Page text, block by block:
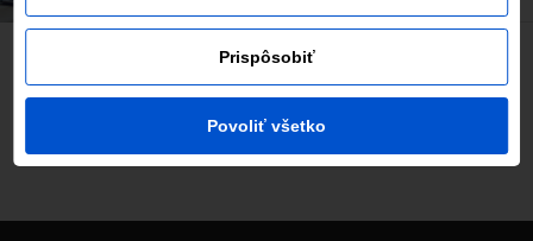
Najčítanejšie dnes
Prispôsobiť
Povoliť všetko